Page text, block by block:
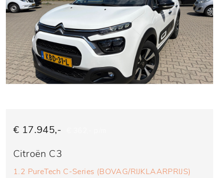
€ 17.945,-
Citroën C3
1.2 PureTech C-Series (BOVAG/RIJKLAARPRIJS)